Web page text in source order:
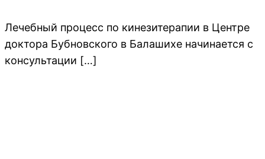
Лечебный процесс по кинезитерапии в Центре
доктора Бубновского в Балашихе начинается с
консультации […]